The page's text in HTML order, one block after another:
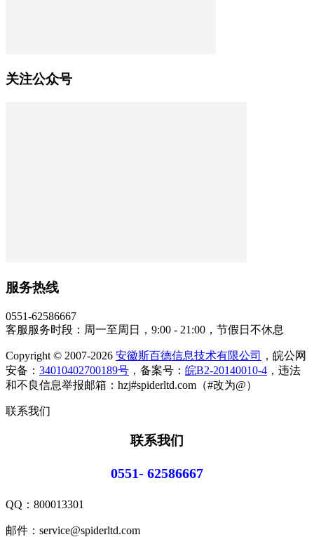
关注公众号
服务热线
0551-62586667
客服服务时段：周一至周日，9:00 - 21:00，节假日不休息
Copyright © 2007-2026 安徽斯百德信息技术有限公司
，皖公网
安备： 34010402700189号 ，备案号： 皖B2-20140010-4 ，违法
和不良信息举报邮箱：hzj#spiderltd.com（#改为@）
联系我们
联系我们
0551- 62586667
QQ： 800013301
邮件：service@spiderltd.com